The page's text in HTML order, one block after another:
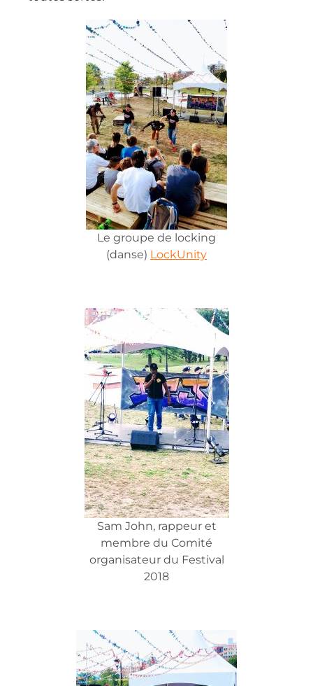
Le groupe de locking
(danse) LockUnity
Sam John, rappeur et
membre du Comité
organisateur du Festival
2018